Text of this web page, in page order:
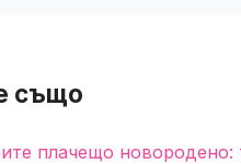
също
плачещо новородено: